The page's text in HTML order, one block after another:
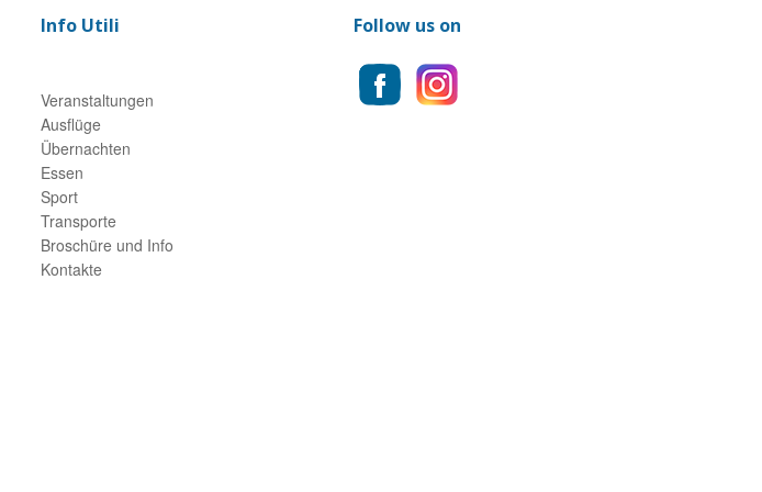
Info Utili
Veranstaltungen
Ausflüge
Übernachten
Essen
Sport
Transporte
Broschüre und Info
Kontakte
Follow us on